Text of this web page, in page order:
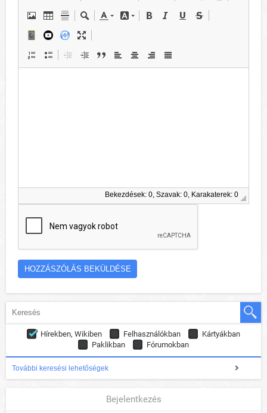
Bekezdések: 0, Szavak: 0, Karakaterek: 0
Hírekben, Wikiben Felhasználókban
Kártyákban
Paklikban
Fórumokban
További keresési lehetőségek
Bejelentkezés